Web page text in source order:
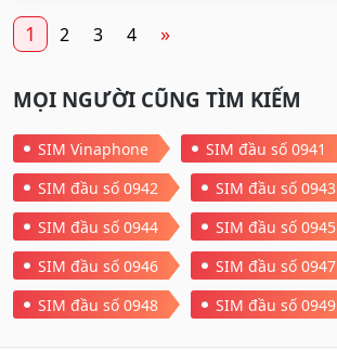
1 2 3 4 »
MỌI NGƯỜI CŨNG TÌM KIẾM
SIM Vinaphone
SIM đầu số 0941
SIM đầu số 0942
SIM đầu số 0943
SIM đầu số 0944
SIM đầu số 0945
SIM đầu số 0946
SIM đầu số 0947
SIM đầu số 0948
SIM đầu số 0949